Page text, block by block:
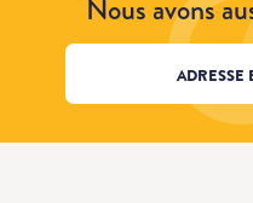
Nous avons